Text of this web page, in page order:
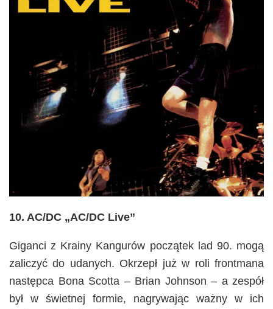
10. AC/DC „AC/DC Live”
Giganci z Krainy Kangurów początek lad 90. mogą
zaliczyć do udanych. Okrzepł już w roli frontmana
następca Bona Scotta – Brian Johnson – a zespół
był w świetnej formie, nagrywając ważny w ich